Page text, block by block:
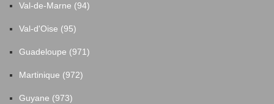
Val-de-Marne (94)
Val-d'Oise (95)
Guadeloupe (971)
Martinique (972)
Guyane (973)